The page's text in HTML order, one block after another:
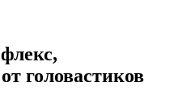
головастиков